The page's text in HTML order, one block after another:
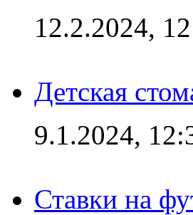
12.2.2024,
Детская
9.1.2024,
Ставки на